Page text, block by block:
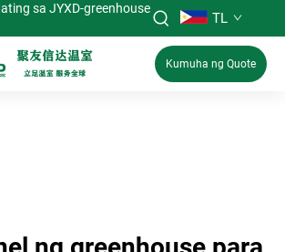
sa JYXD-greenhouse
TL
Kumuha ng Quote